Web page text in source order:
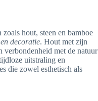
hout, steen en bamboe
decoratie. Hout met zijn
verbondenheid met de natuur
uitstraling en
die zowel esthetisch als